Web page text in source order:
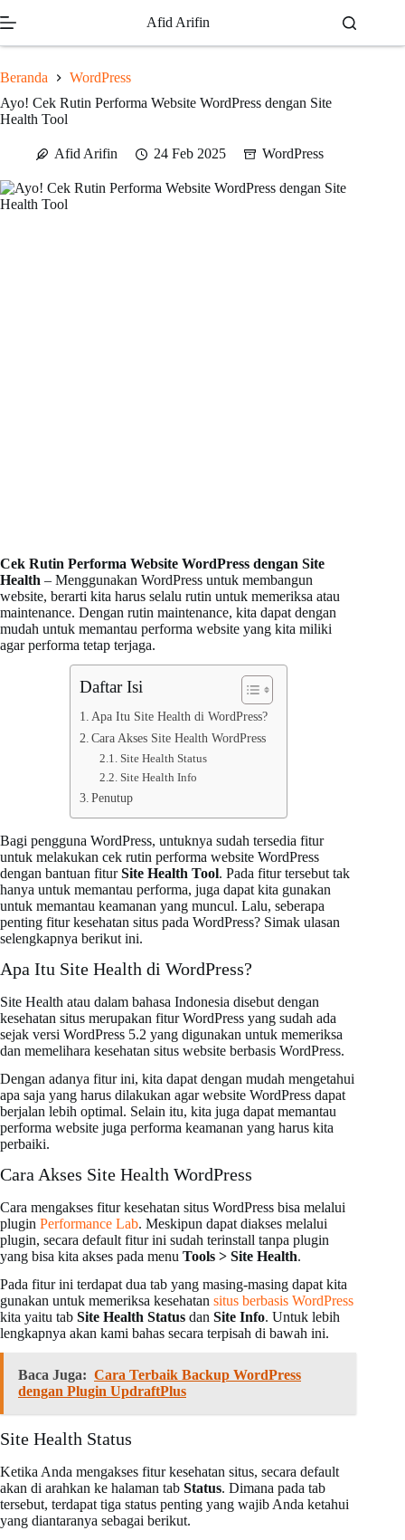
to
Afid Arifin
Beranda
WordPress
Ayo! Cek Rutin Performa Website WordPress dengan Site
Health Tool
Afid Arifin 24 Feb 2025 WordPress
Cek Rutin Performa Website WordPress dengan Site
Health – Menggunakan WordPress untuk membangun
website, berarti kita harus selalu rutin untuk memeriksa atau
maintenance. Dengan rutin maintenance, kita dapat dengan
mudah untuk memantau performa website yang kita miliki
agar performa tetap terjaga.
Daftar Isi
Apa Itu Site Health di WordPress?
Cara Akses Site Health WordPress
Site Health Status
Site Health Info
Penutup
Bagi pengguna WordPress, untuknya sudah tersedia fitur
untuk melakukan cek rutin performa website WordPress
dengan bantuan fiturSite Health Tool. Pada fitur tersebut tak
hanya untuk memantau performa, juga dapat kita gunakan
untuk memantau keamanan yang muncul. Lalu, seberapa
penting fitur kesehatan situs pada WordPress? Simak ulasan
selengkapnya berikut ini.
Apa Itu Site Health di WordPress?
Site Health atau dalam bahasa Indonesia disebut dengan
kesehatan situs merupakan fitur WordPress yang sudah ada
sejak versi WordPress 5.2 yang digunakan untuk memeriksa
dan memelihara kesehatan situs website berbasis WordPress.
Dengan adanya fitur ini, kita dapat dengan mudah mengetahui
apa saja yang harus dilakukan agar website WordPress dapat
berjalan lebih optimal. Selain itu, kita juga dapat memantau
performa website juga performa keamanan yang harus kita
perbaiki.
Cara Akses Site Health WordPress
Cara mengakses fitur kesehatan situs WordPress bisa melalui
plugin Performance Lab. Meskipun dapat diakses melalui
plugin, secara default fitur ini sudah terinstall tanpa plugin
yang bisa kita akses pada menu Tools > Site Health.
Pada fitur ini terdapat dua tab yang masing-masing dapat kita
gunakan untuk memeriksa kesehatan situs berbasis WordPress
kita yaitu tab Site Health Status dan Site Info. Untuk lebih
lengkapnya akan kami bahas secara terpisah di bawah ini.
Baca Juga: Cara Terbaik Backup WordPress
dengan Plugin UpdraftPlus
Site Health Status
Ketika Anda mengakses fitur kesehatan situs, secara default
akan di arahkan ke halaman tab Status. Dimana pada tab
tersebut, terdapat tiga status penting yang wajib Anda ketahui
yang diantaranya sebagai berikut.